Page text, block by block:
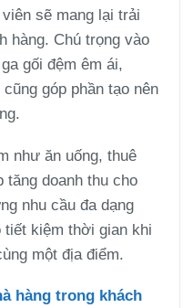
sẽ mang lại trải
hàng. Chú trọng vào
gối đệm êm ái,
góp phần tạo nên
như ăn uống, thuê
doanh thu cho
nhu cầu đa dạng
tiết kiệm thời gian khi
một địa điểm.
hàng trong khách